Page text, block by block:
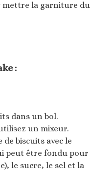
mettre la garniture du
:
dans un bol.
un mixeur.
biscuits avec le
peut être fondu pour
le sucre, le sel et la